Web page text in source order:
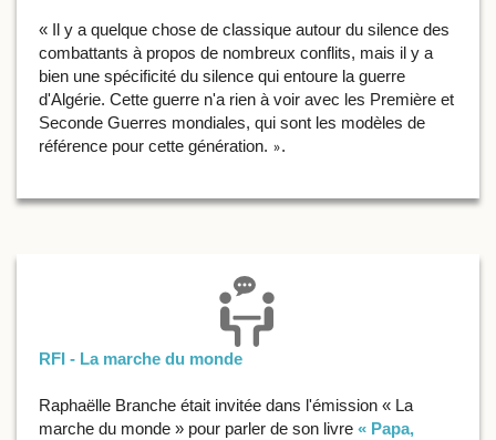
« Il y a quelque chose de classique autour du silence des
combattants à propos de nombreux conflits, mais il y a
bien une spécificité du silence qui entoure la guerre
d'Algérie. Cette guerre n'a rien à voir avec les Première et
Seconde Guerres mondiales, qui sont les modèles de
référence pour cette génération. ».
RFI - La marche du monde
Raphaëlle Branche était invitée dans l'émission « La
marche du monde » pour parler de son livre « Papa,